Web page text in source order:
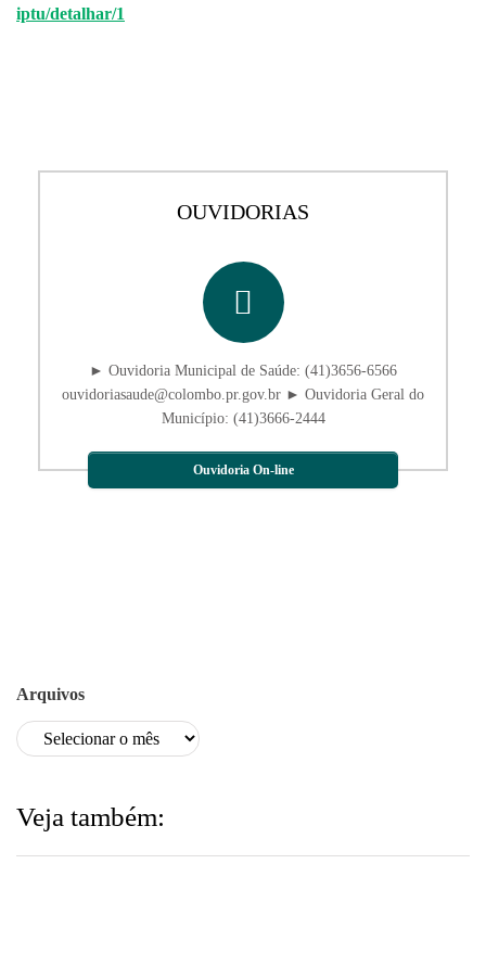
iptu/detalhar/1
OUVIDORIAS
► Ouvidoria Municipal de Saúde: (41)3656-6566
ouvidoriasaude@colombo.pr.gov.br ► Ouvidoria Geral do
Município: (41)3666-2444
Ouvidoria On-line
Arquivos
Veja também: